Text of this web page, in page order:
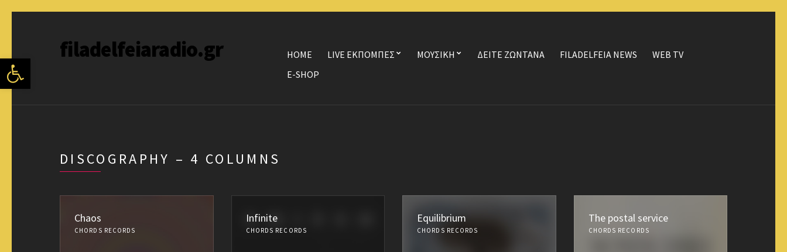
Ανοίξτε τη γραμμή εργαλείων
filadelfeiaradio.gr HOME LIVE ΕΚΠΟΜΠΕΣ ΜΟΥΣΙΚΗ ΔΕΙΤΕ ΖΩΝΤΑΝΑ FILADELFEIA NEWS
WEB TV
E-SHOP
DISCOGRAPHY – 4 COLUMNS
Chaos
CHORDS RECORDS
Infinite
CHORDS RECORDS
Equilibrium
CHORDS RECORDS
The postal service
CHORDS RECORDS